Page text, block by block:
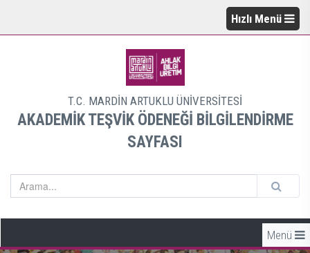
Hızlı Menü
T.C. MARDİN ARTUKLU ÜNİVERSİTESİ
AKADEMİK TEŞVİK ÖDENEĞİ BİLGİLENDİRME
SAYFASI
Menü